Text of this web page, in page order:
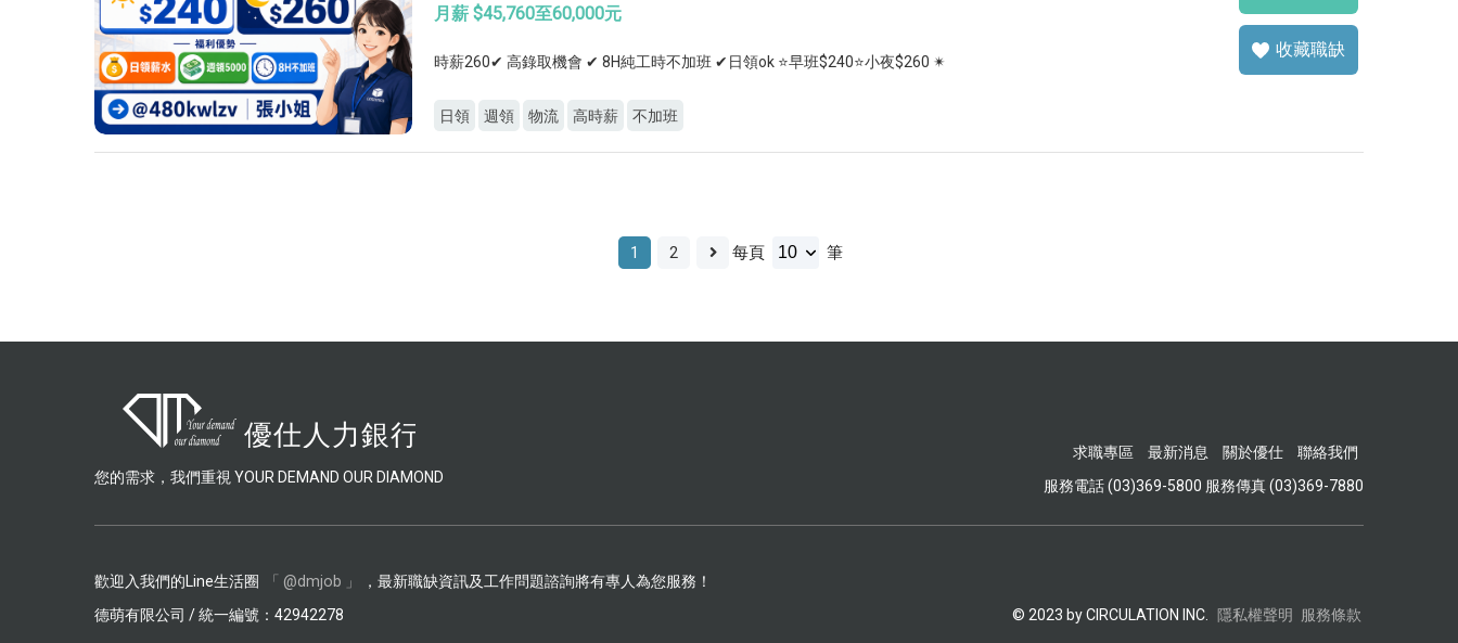
月薪 $45,760至60,000元
時薪260✔ 高錄取機會 ✔ 8H純工時不加班 ✔日領ok ⭐早班$240⭐小夜$260 ✴
日領 週領 物流 高時薪 不加班
收藏職缺
1 2 每頁 筆
您的需求，我們重視 YOUR DEMAND OUR DIAMOND
求職專區 最新消息 關於優仕
聯絡我們
服務電話 (03)369-5800 服務傳真 (03)369-7880
歡迎入我們的Line生活圈 「 @dmjob 」
，最新職缺資訊及工作問題諮詢將有專人為您服務！
德萌有限公司 / 統一編號：42942278
© 2023 by CIRCULATION INC. 隱私權聲明 服務條款